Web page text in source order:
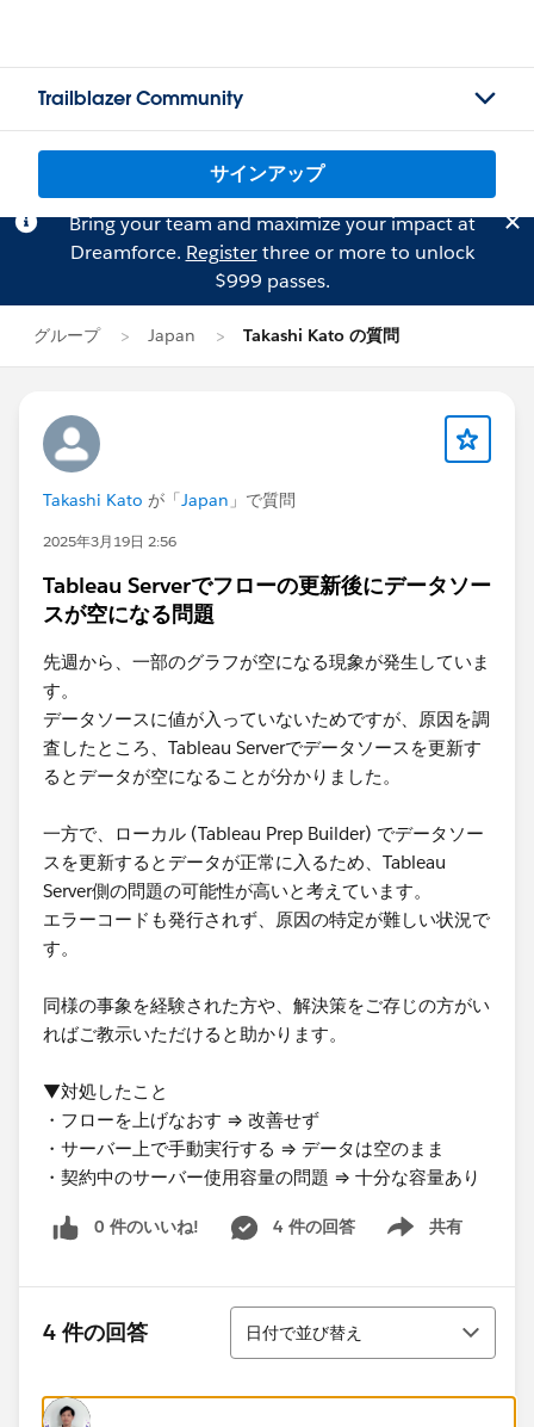
Trailblazer Community
サインアップ
Bring your team and maximize your impact at
Dreamforce. Registerthree or more to unlock
$999 passes.
グループ Japan Takashi Kato の質問
Takashi Kato が「Japan 」で質問
2025年3月19日 2:56
Tableau Serverでフローの更新後にデータソー
スが空になる問題
先週から、一部のグラフが空になる現象が発生していま
す。
データソースに値が入っていないためですが、原因を調
査したところ、Tableau Serverでデータソースを更新す
るとデータが空になることが分かりました。
一方で、ローカル (Tableau Prep Builder) でデータソー
スを更新するとデータが正常に入るため、Tableau
Server側の問題の可能性が高いと考えています。
エラーコードも発行されず、原因の特定が難しい状況で
す。
同様の事象を経験された方や、解決策をご存じの方がい
ればご教示いただけると助かります。
▼対処したこと
・フローを上げなおす ⇒ 改善せず
・サーバー上で手動実行する ⇒ データは空のまま
・契約中のサーバー使用容量の問題 ⇒ 十分な容量あり
0 件のいいね! 4 件の回答 共有
Show menu
4 件の回答
並び替え
日付で並び替え